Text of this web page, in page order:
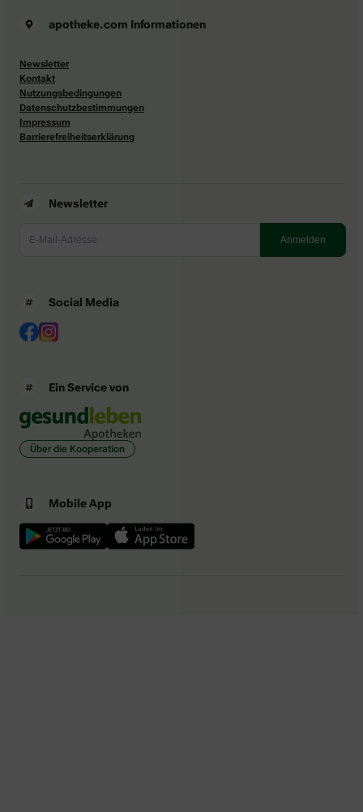
apotheke.com Informationen
Newsletter
Kontakt
Nutzungsbedingungen
Datenschutzbestimmungen
Impressum
Barrierefreiheitserklärung
Newsletter
Social Media
Ein Service von
Über die Kooperation
Mobile App